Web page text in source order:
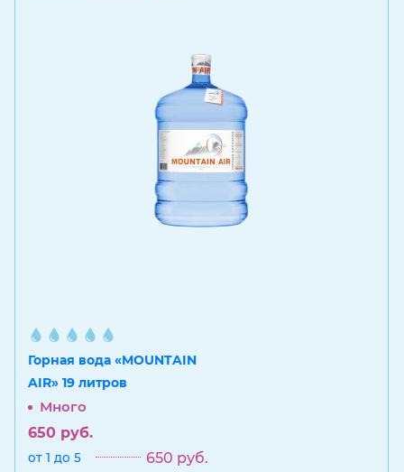
Горная вода «MOUNTAIN
AIR» 19 литров
Много
650 руб.
от 1 до 5 650 руб.